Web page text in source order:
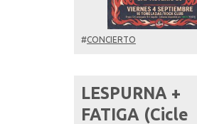
#CONCIERTO
LESPURNA +
FATIGA (Cicle